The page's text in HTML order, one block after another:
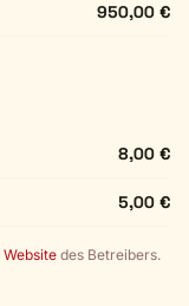
950,00 €
8,00 €
5,00 €
Website des Betreibers.